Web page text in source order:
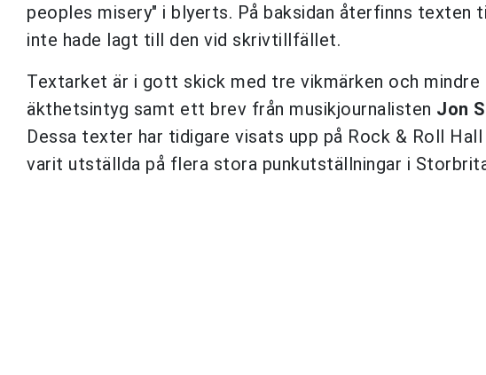
peoples misery" i blyerts. På baksidan återfinns texten
inte hade lagt till den vid skrivtillfället.
Textarket är i gott skick med tre vikmärken och
äkthetsintyg samt ett brev från musikjournalisten Jon
Dessa texter har tidigare visats upp på Rock & Roll
varit utställda på flera stora punkutställningar i